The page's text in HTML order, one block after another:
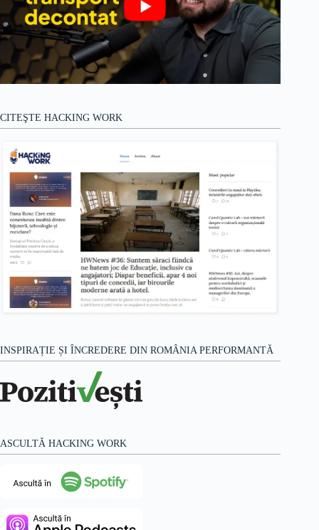
CITEŞTE HACKING WORK
INSPIRAȚIE ȘI ÎNCREDERE DIN ROMÂNIA PERFORMANTĂ
ASCULTĂ HACKING WORK